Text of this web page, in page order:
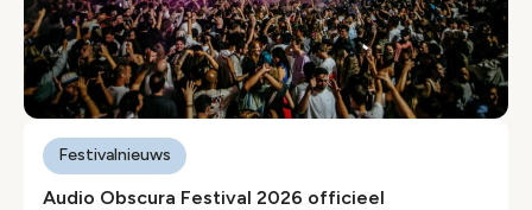
Audio Obscura Festival 2026 officieel
Festivalnieuws